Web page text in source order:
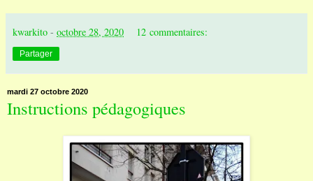
kwarkito - octobre 28, 2020 12 commentaires:
Partager
mardi 27 octobre 2020
Instructions pédagogiques